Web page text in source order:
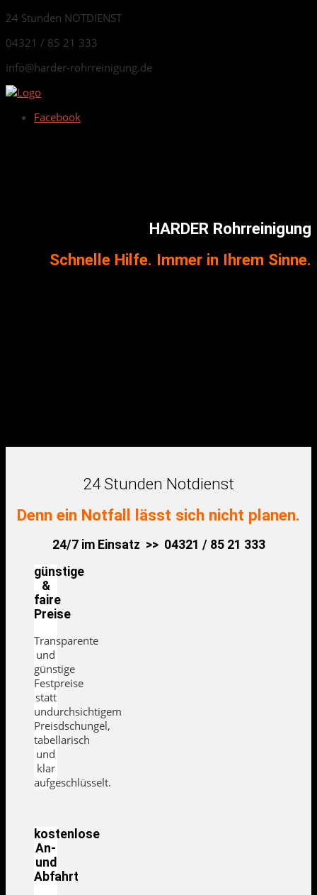
24 Stunden NOTDIENST
04321 / 85 21 333
info@harder-rohrreinigung.de
Facebook
HARDER Rohrreinigung
Schnelle Hilfe. Immer in Ihrem Sinne.
24 Stunden Notdienst
Denn ein Notfall lässt sich nicht planen.
24/7 im Einsatz >> 04321 / 85 21 333
günstige
&
faire
Preise
Transparente
und
günstige
Festpreise
statt
undurchsichtigem
Preisdschungel,
tabellarisch
und
klar
aufgeschlüsselt.
kostenlose
An-
und
Abfahrt